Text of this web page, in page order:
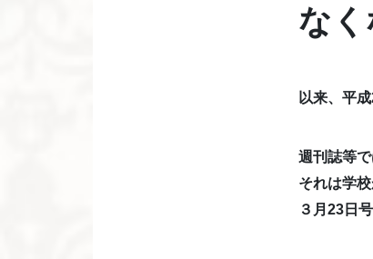
なく
以来、平
週刊誌等
それは学
３月23日